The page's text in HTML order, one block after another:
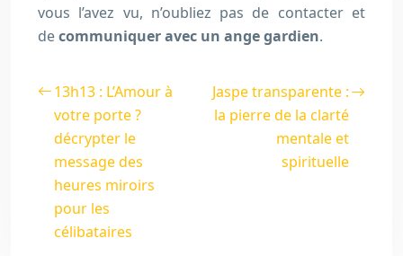
vous l’avez vu, n’oubliez pas de contacter et
decommuniquer avec un ange gardien.
13h13 : L’Amour à
votre porte ?
décrypter le
message des
heures miroirs
pour les
célibataires
Jaspe transparente :
la pierre de la clarté
mentale et
spirituelle